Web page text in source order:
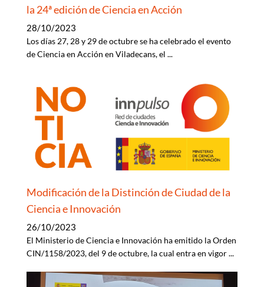
la 24ª edición de Ciencia en Acción
28/10/2023
Los días 27, 28 y 29 de octubre se ha celebrado el evento
de Ciencia en Acción en Viladecans, el ...
Modificación de la Distinción de Ciudad de la
Ciencia e Innovación
26/10/2023
El Ministerio de Ciencia e Innovación ha emitido la Orden
CIN/1158/2023, del 9 de octubre, la cual entra en vigor...